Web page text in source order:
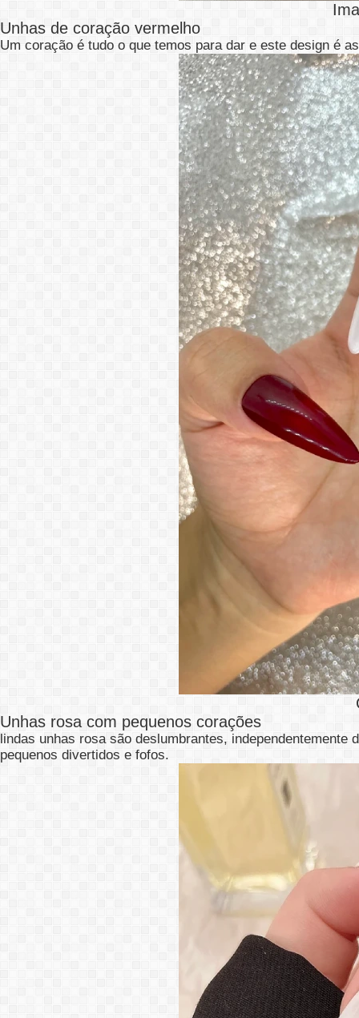
Unhas de coração vermelho
Um coração é tudo o que temos para dar e este design é
Unhas rosa com pequenos corações
lindas unhas rosa são deslumbrantes,
pequenos divertidos e fofos.